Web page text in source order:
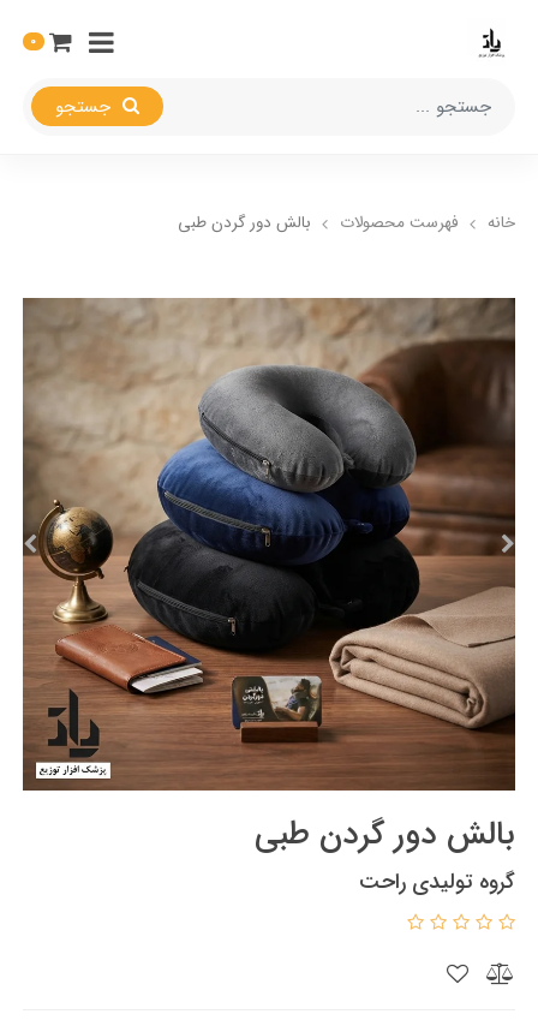
0
خانه فهرست محصولات بالش دور گردن طبی
بالش دور گردن طبی
گروه تولیدی راحت